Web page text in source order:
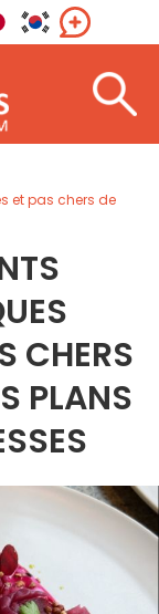
et pas chers de
CHERS
PLANS